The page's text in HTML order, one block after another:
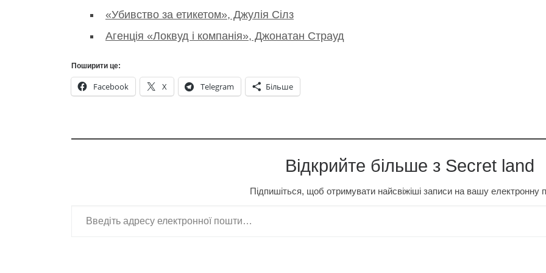
«Убивство за етикетом», Джулія Сілз
Агенція «Локвуд і компанія», Джонатан Страуд
Поширити це:
Facebook X Telegram Більше
Відкрийте більше з Secret land
Підпишіться, щоб отримувати найсвіжіші записи на вашу електронну